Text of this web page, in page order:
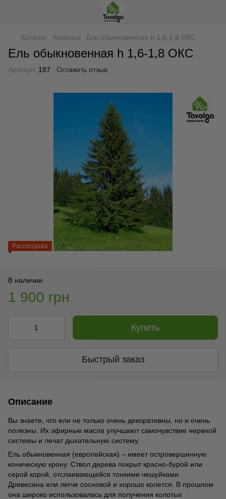
Каталог Хвойные Ель обыкновенная h 1,6-1,8 ОКС
Ель обыкновенная h 1,6-1,8 ОКС
Артикул: 187 Оставить отзыв
Распродажа
В наличии
1 900 грн
Купить
Быстрый заказ
Описание
Вы знаете, что ели не только очень декоративны, но и очень
полезны. Их эфирные масла улучшают самочувствие нервной
системы и лечат дыхательную систему.
Ель обыкновенная (европейская) – имеет островершинную
коническую крону. Ствол дерева покрыт красно-бурой или
серой корой, отслаивающейся тонкими чешуйками.
Древесина ели легче сосновой и хорошо колется. В прошлом
она широко использовалась для получения колотых